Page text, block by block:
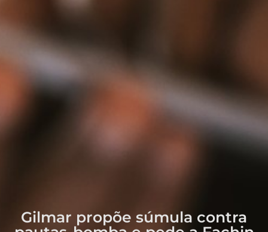
Gilmar propõe súmula contra